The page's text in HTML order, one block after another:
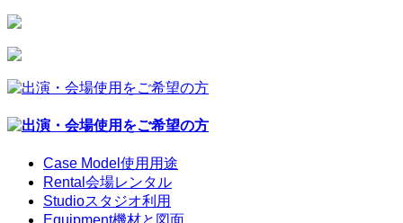
Case Model 使用用途
Rental 会場レンタル
Studioスタジオ利用